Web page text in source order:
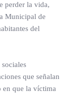
perder la vida,
Municipal de
del
que señalan
en que la víctima